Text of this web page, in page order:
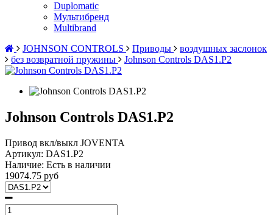
Duplomatic
Мультибренд
Multibrand
JOHNSON CONTROLS
Приводы
воздушных заслонок
без возвратной пружины
Johnson Controls DAS1.P2
Johnson Controls DAS1.P2
Привод вкл/выкл JOVENTA
Артикул: DAS1.P2
Наличие: Есть в наличии
19074.75 руб